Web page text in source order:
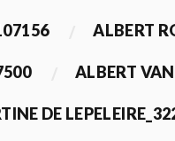
ALBERT
ALBERT
DE